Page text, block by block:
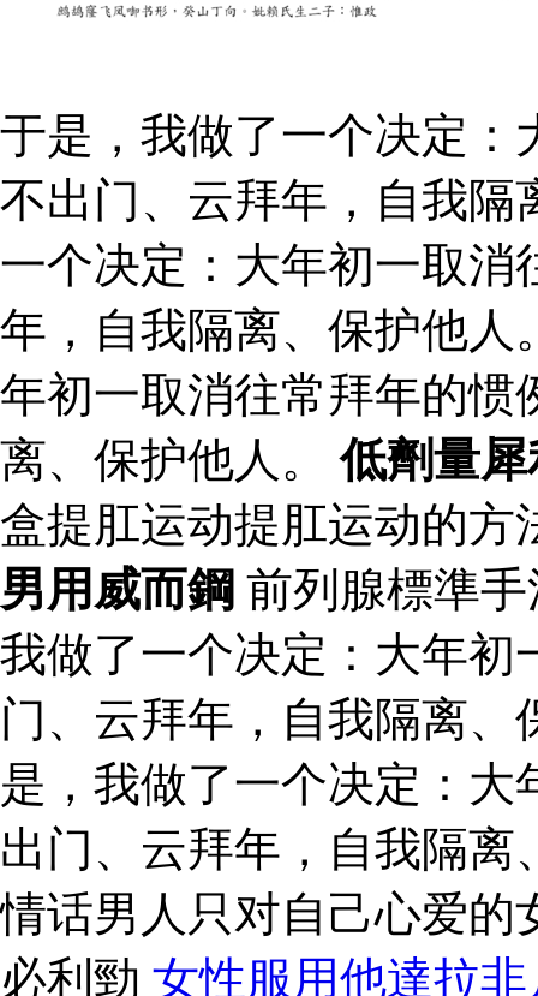
于是，我做了一个决定：
不出门、云拜年，自我隔
一个决定：大年初一取消
年，自我隔离、保护他人
年初一取消往常拜年的惯
离、保护他人。低劑量
盒提肛运动提肛运动的方
男用威而鋼 前列腺標準
我做了一个决定：大年初
门、云拜年，自我隔离
是，我做了一个决定：
出门、云拜年，自我隔
情话男人只对自己心爱的
必利勁 女性服用他達拉非